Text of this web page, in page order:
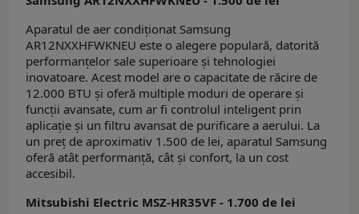
Aparatul de aer condiționat Samsung
AR12NXXHFWKNEU este o alegere populară, datorită
performanțelor sale superioare și tehnologiei
inovatoare. Acest model are o capacitate de răcire de
12.000 BTU și oferă multiple moduri de operare și
funcții avansate, cum ar fi controlul inteligent prin
aplicație și un filtru avansat de purificare a aerului. La
un preț de aproximativ 1.500 de lei, aparatul Samsung
oferă atât performanță, cât și confort, la un cost
accesibil.
Mitsubishi Electric MSZ-HR35VF - 1.700 de lei